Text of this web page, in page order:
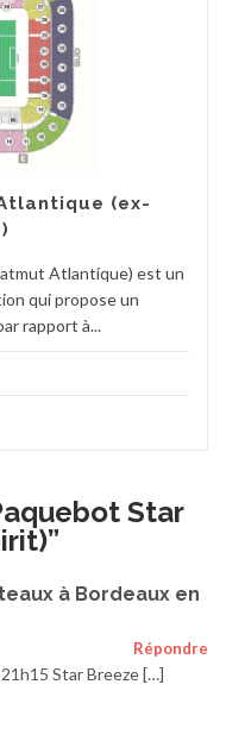
(ex-
Atlantique) est un
qui propose un
rapport à...
Star
”
à Bordeaux en
Répondre
Star Breeze […]